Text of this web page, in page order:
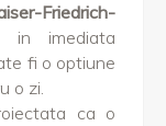
Friedrich-
in imediata
fi o optiune
o zi.
ca o